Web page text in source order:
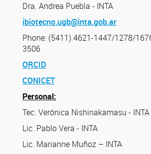
Dra. Andrea Puebla - INTA
ibiotecno.ugb@inta.gob.ar
Phone: (5411) 4621-1447/1278/
3506
ORCID
CONICET
Personal:
Tec. Verónica Nishinakamasu - INTA
Lic. Pablo Vera - INTA
Lic. Marianne Muñoz – INTA